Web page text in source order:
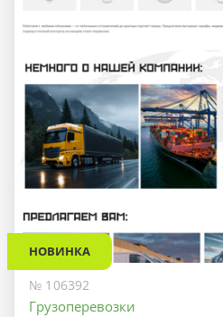
НОВИНКА
№ 106392
Грузоперевозки